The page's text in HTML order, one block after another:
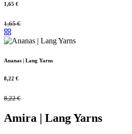
1,65 €
1,65€
Ananas | Lang Yarns
8,22 €
8,22€
Amira | Lang Yarns